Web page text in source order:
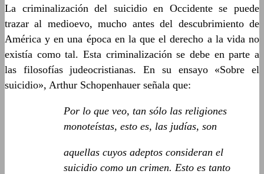
La criminalización del suicidio en Occidente se puede
trazar al medioevo, mucho antes del descubrimiento de
América y en una época en la que el derecho a la vida no
existía como tal. Esta criminalización se debe en parte a
las filosofías judeocristianas. En su ensayo «Sobre el
suicidio», Arthur Schopenhauer señala que:
Por lo que veo, tan sólo las religiones
monoteístas, esto es, las judías, son
aquellas cuyos adeptos consideran el
suicidio como un crimen. Esto es tanto